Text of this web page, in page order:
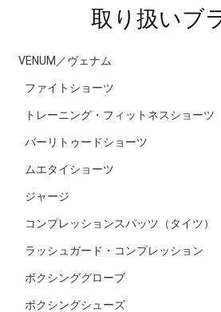
取り扱いブ
VENUM／ヴェナム
ファイトショーツ
トレーニング・フィットネスショーツ
バーリトゥードショーツ
ムエタイショーツ
ジャージ
コンプレッションスパッツ（タイツ）
ラッシュガード・コンプレッション
ボクシンググローブ
ボクシングシューズ